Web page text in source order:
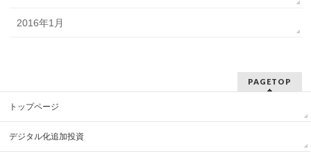
2016年1月
PAGETOP
トップページ
デジタル化追加投資